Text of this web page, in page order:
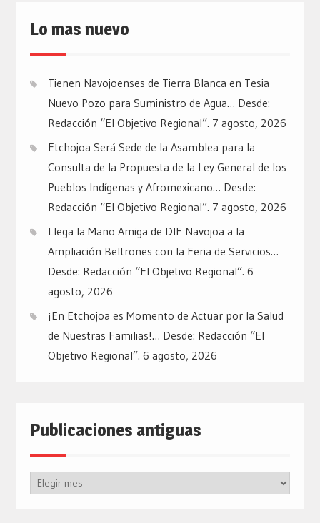
Lo mas nuevo
Tienen Navojoenses de Tierra Blanca en Tesia
Nuevo Pozo para Suministro de Agua… Desde:
Redacción “El Objetivo Regional”. 7 agosto, 2026
Etchojoa Será Sede de la Asamblea para la
Consulta de la Propuesta de la Ley General de los
Pueblos Indígenas y Afromexicano… Desde:
Redacción “El Objetivo Regional”. 7 agosto, 2026
Llega la Mano Amiga de DIF Navojoa a la
Ampliación Beltrones con la Feria de Servicios…
Desde: Redacción “El Objetivo Regional”. 6
agosto, 2026
¡En Etchojoa es Momento de Actuar por la Salud
de Nuestras Familias!… Desde: Redacción “El
Objetivo Regional”. 6 agosto, 2026
Publicaciones antiguas
Publicaciones